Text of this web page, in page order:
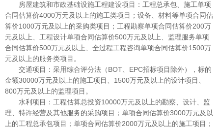
房屋建筑和市政基础设施工程建设项目：工程总承包、施工单项
合同估算价4000万元及以上的施工类项目；设备、材料等单项合同估
算价1000万元及以上的采购类项目；工程勘察单项合同估算价200万
元及以上、工程设计单项合同估算价500万元及以上、监理服务单项
合同估算价500万元及以上、全过程工程咨询单项合同估算价1500万
元及以上的服务类项目。
交通项目：采用综合评分法（BOT、EPC招标项目除外），标的
金额30000万元及以上的施工项目、1500万元及以上的设计项目、
800万元及以上的监理项目。
水利项目：工程估算总投资10000万元及以上的勘察、设计、监
理、特许经营及其他服务的采购项目；单项合同估算价3000万元及以
上的工程总承包项目；单项合同估算价2000万元及以上的施工项目；